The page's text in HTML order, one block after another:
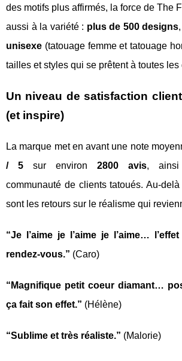
des motifs plus affirmés, la force de The
aussi à la variété : plus de 500 designs
unisexe (tatouage femme et tatouage
tailles et styles qui se prêtent à toutes les
Un niveau de satisfaction
(et inspire)
La marque met en avant une note
/ 5sur environ 2800 avis, ainsi
communauté de clients tatoués. Au-
sont les retours sur le réalisme qui
“Je l’aime je l’aime je l’aime…
rendez-vous.” (Caro)
“Magnifique petit coeur diamant…
ça fait son effet.” (Hélène)
“Sublime et très réaliste.” (Malorie)